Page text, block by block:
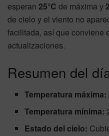
esperan 25°C de máxima y
de cielo y el viento no
facilitada, así que conviene
actualizaciones.
Resumen del
Temperatura máxima:
Temperatura mínima:
Estado del cielo: